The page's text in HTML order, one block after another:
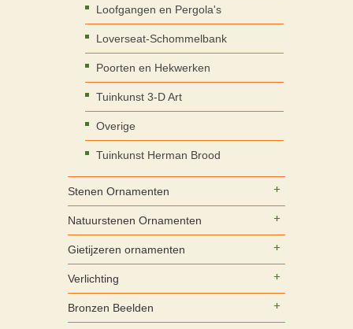
Loofgangen en Pergola's
Loverseat-Schommelbank
Poorten en Hekwerken
Tuinkunst 3-D Art
Overige
Tuinkunst Herman Brood
Stenen Ornamenten
Natuurstenen Ornamenten
Gietijzeren ornamenten
Verlichting
Bronzen Beelden